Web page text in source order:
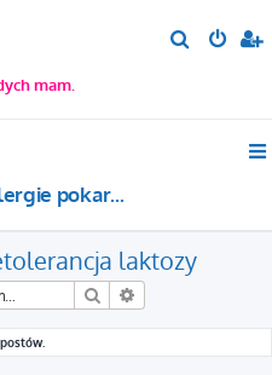
mam.
Alergie pokarmowe i nietolerancja laktozy
laktozy
Szukaj